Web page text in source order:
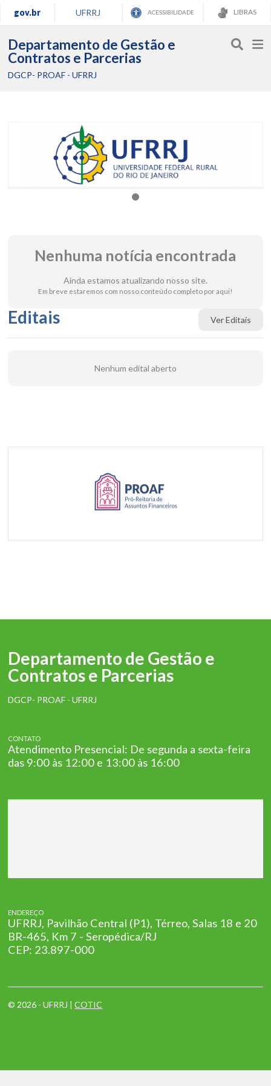
gov.br UFRRJ ACESSIBILIDADE LIBRAS
Departamento de Gestão e
Contratos e Parcerias
DGCP- PROAF - UFRRJ
Nenhuma notícia encontrada
Ainda estamos atualizando nosso site.
Em breve estaremos com nosso conteúdo completo por aqui!
Ver Editais
Editais
Nenhum edital aberto
Departamento de Gestão e
Contratos e Parcerias
DGCP- PROAF - UFRRJ
CONTATO
Atendimento Presencial: De segunda a sexta-feira
das 9:00 às 12:00 e 13:00 às 16:00
ENDEREÇO
UFRRJ, Pavilhão Central (P1), Térreo, Salas 18 e 20
BR-465, Km 7 - Seropédica/RJ
CEP: 23.897-000
© 2026 - UFRRJ |COTIC